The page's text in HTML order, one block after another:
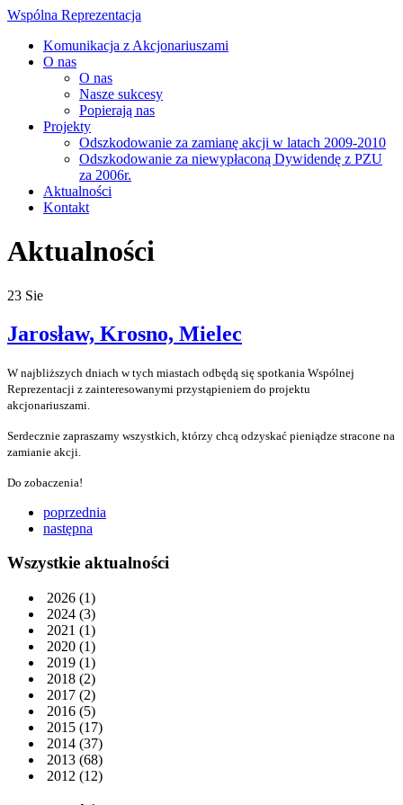
Wspólna Reprezentacja
Komunikacja z Akcjonariuszami
O nas
O nas
Nasze sukcesy
Popierają nas
Projekty
Odszkodowanie za zamianę akcji w latach 2009-2010
Odszkodowanie za niewypłaconą Dywidendę z PZU
za 2006r.
Aktualności
Kontakt
Aktualności
23 Sie
Jarosław, Krosno, Mielec
W najbliższych dniach w tych miastach odbędą się spotkania Wspólnej
Reprezentacji z zainteresowanymi przystąpieniem do projektu
akcjonariuszami.
Serdecznie zapraszamy wszystkich, którzy chcą odzyskać pieniądze stracone na
zamianie akcji.
Do zobaczenia!
poprzednia
następna
Wszystkie aktualności
2026 (1)
2024 (3)
2021 (1)
2020 (1)
2019 (1)
2018 (2)
2017 (2)
2016 (5)
2015 (17)
2014 (37)
2013 (68)
2012 (12)